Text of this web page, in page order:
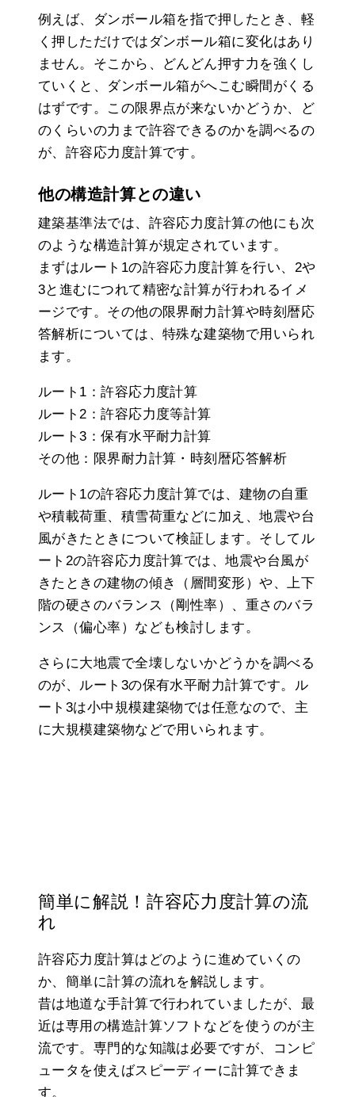
例えば、ダンボール箱を指で押したとき、軽
く押しただけではダンボール箱に変化はあり
ません。そこから、どんどん押す力を強くし
ていくと、ダンボール箱がへこむ瞬間がくる
はずです。この限界点が来ないかどうか、ど
のくらいの力まで許容できるのかを調べるの
が、許容応力度計算です。
他の構造計算との違い
建築基準法では、許容応力度計算の他にも次
のような構造計算が規定されています。
まずはルート1の許容応力度計算を行い、2や
3と進むにつれて精密な計算が行われるイメ
ージです。その他の限界耐力計算や時刻暦応
答解析については、特殊な建築物で用いられ
ます。
ルート1：許容応力度計算
ルート2：許容応力度等計算
ルート3：保有水平耐力計算
その他：限界耐力計算・時刻暦応答解析
ルート1の許容応力度計算では、建物の自重
や積載荷重、積雪荷重などに加え、地震や台
風がきたときについて検証します。そしてル
ート2の許容応力度計算では、地震や台風が
きたときの建物の傾き（層間変形）や、上下
階の硬さのバランス（剛性率）、重さのバラ
ンス（偏心率）なども検討します。
さらに大地震で全壊しないかどうかを調べる
のが、ルート3の保有水平耐力計算です。ル
ート3は小中規模建築物では任意なので、主
に大規模建築物などで用いられます。
簡単に解説！許容応力度計算の流
れ
許容応力度計算はどのように進めていくの
か、簡単に計算の流れを解説します。
昔は地道な手計算で行われていましたが、最
近は専用の構造計算ソフトなどを使うのが主
流です。専門的な知識は必要ですが、コンピ
ュータを使えばスピーディーに計算できま
す。